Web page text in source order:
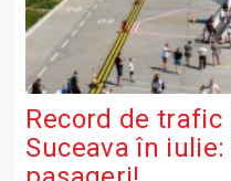
Record de trafic
Suceava în iulie: